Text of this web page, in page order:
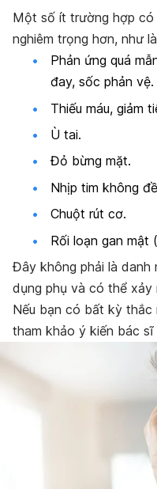
Một số ít trường hợp
nghiêm trọng hơn, như
Phản ứng quá
đay, sốc phản vệ.
Thiếu máu, giảm
Ù tai.
Đỏ bừng mặt.
Nhịp tim không
Chuột rút cơ.
Rối loạn gan mật
Đây không phải là
dụng phụ và có thể xảy
Nếu bạn có bất kỳ thắc
tham khảo ý kiến bác